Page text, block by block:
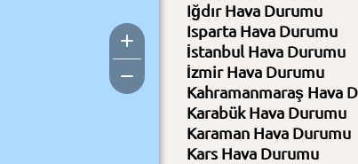
Iğdır Hava Durumu
Isparta Hava Durumu
İstanbul Hava Durumu
İzmir Hava Durumu
Kahramanmaraş Hava
Karabük Hava Durumu
Karaman Hava Durumu
Kars Hava Durumu